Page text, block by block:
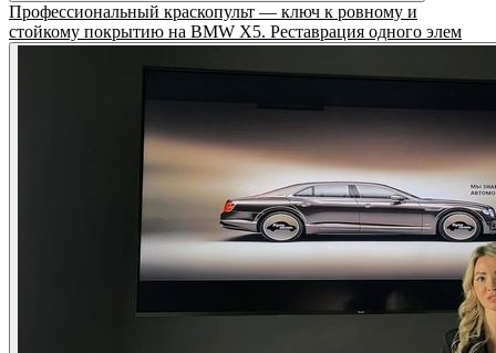
Профессиональный краскопульт — ключ к ровному и
стойкому покрытию на BMW X5. Реставрация одного элем